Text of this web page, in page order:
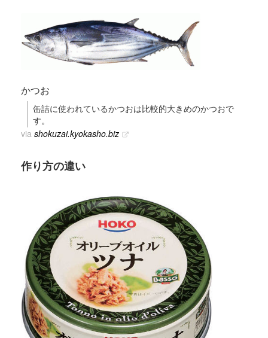
かつお
缶詰に使われているかつおは比較的大きめのかつおで
す。
via shokuzai.kyokasho.biz
作り方の違い